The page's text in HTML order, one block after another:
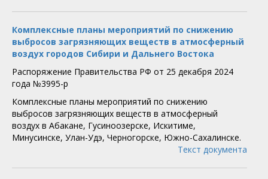
Комплексные планы мероприятий по снижению
выбросов загрязняющих веществ в атмосферный
воздух городов Сибири и Дальнего Востока
Распоряжение Правительства РФ от 25 декабря 2024
года №3995-р
Комплексные планы мероприятий по снижению
выбросов загрязняющих веществ в атмосферный
воздух в Абакане, Гусиноозерске, Искитиме,
Минусинске, Улан-Удэ, Черногорске, Южно-Сахалинске.
Текст документа